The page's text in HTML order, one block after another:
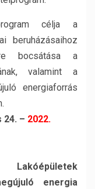
célja a
beruházásaihoz
bocsátása a
valamint a
energiaforrás
24. – 2022.
energia